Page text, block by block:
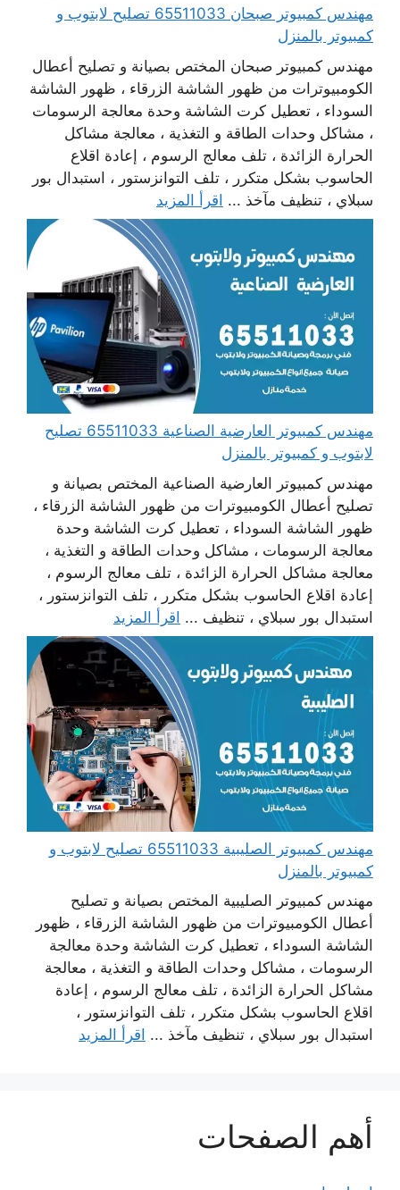
مهندس كمبيوتر صبحان 65511033 تصليح لابتوب و
كمبيوتر بالمنزل
مهندس كمبيوتر صبحان المختص بصيانة و تصليح أعطال
الكومبيوترات من ظهور الشاشة الزرقاء ، ظهور الشاشة
السوداء ، تعطيل كرت الشاشة وحدة معالجة الرسومات
، مشاكل وحدات الطاقة و التغذية ، معالجة مشاكل
الحرارة الزائدة ، تلف معالج الرسوم ، إعادة اقلاع
الحاسوب بشكل متكرر ، تلف التوانزستور ، استبدال بور
سبلاي ، تنظيف مآخذ ... اقرأ المزيد
مهندس كمبيوتر العارضية الصناعية 65511033 تصليح
لابتوب و كمبيوتر بالمنزل
مهندس كمبيوتر العارضية الصناعية المختص بصيانة و
تصليح أعطال الكومبيوترات من ظهور الشاشة الزرقاء ،
ظهور الشاشة السوداء ، تعطيل كرت الشاشة وحدة
معالجة الرسومات ، مشاكل وحدات الطاقة و التغذية ،
معالجة مشاكل الحرارة الزائدة ، تلف معالج الرسوم ،
إعادة اقلاع الحاسوب بشكل متكرر ، تلف التوانزستور ،
استبدال بور سبلاي ، تنظيف ... اقرأ المزيد
مهندس كمبيوتر الصليبية 65511033 تصليح لابتوب و
كمبيوتر بالمنزل
مهندس كمبيوتر الصليبية المختص بصيانة و تصليح
أعطال الكومبيوترات من ظهور الشاشة الزرقاء ، ظهور
الشاشة السوداء ، تعطيل كرت الشاشة وحدة معالجة
الرسومات ، مشاكل وحدات الطاقة و التغذية ، معالجة
مشاكل الحرارة الزائدة ، تلف معالج الرسوم ، إعادة
اقلاع الحاسوب بشكل متكرر ، تلف التوانزستور ،
استبدال بور سبلاي ، تنظيف مآخذ ... اقرأ المزيد
أهم الصفحات